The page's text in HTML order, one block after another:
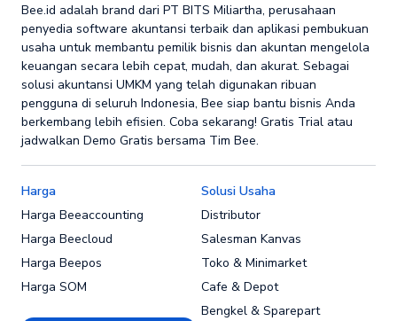
Bee.id adalah brand dari PT BITS Miliartha, perusahaan
penyedia software akuntansi terbaik dan aplikasi pembukuan
usaha untuk membantu pemilik bisnis dan akuntan mengelola
keuangan secara lebih cepat, mudah, dan akurat. Sebagai
solusi akuntansi UMKM yang telah digunakan ribuan
pengguna di seluruh Indonesia, Bee siap bantu bisnis Anda
berkembang lebih efisien. Coba sekarang! Gratis Trial atau
jadwalkan Demo Gratis bersama Tim Bee.
Harga
Harga Beeaccounting
Harga Beecloud
Harga Beepos
Harga SOM
Solusi Usaha
Distributor
Salesman Kanvas
Toko & Minimarket
Cafe & Depot
Bengkel & Sparepart